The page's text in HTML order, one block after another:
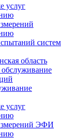
услуг
систем
область
услуг
ЭФИ